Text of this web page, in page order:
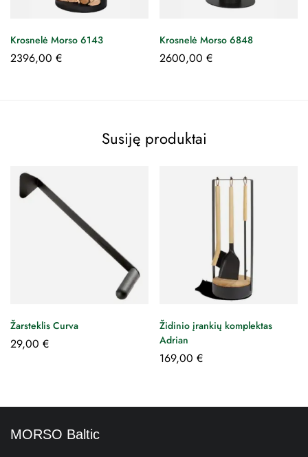
Krosnelė Morso 6143
2396,00 €
Krosnelė Morso 6848
2600,00 €
Susiję produktai
Žarsteklis Curva
29,00 €
Židinio įrankių komplektas
Adrian
169,00 €
MORSO Baltic